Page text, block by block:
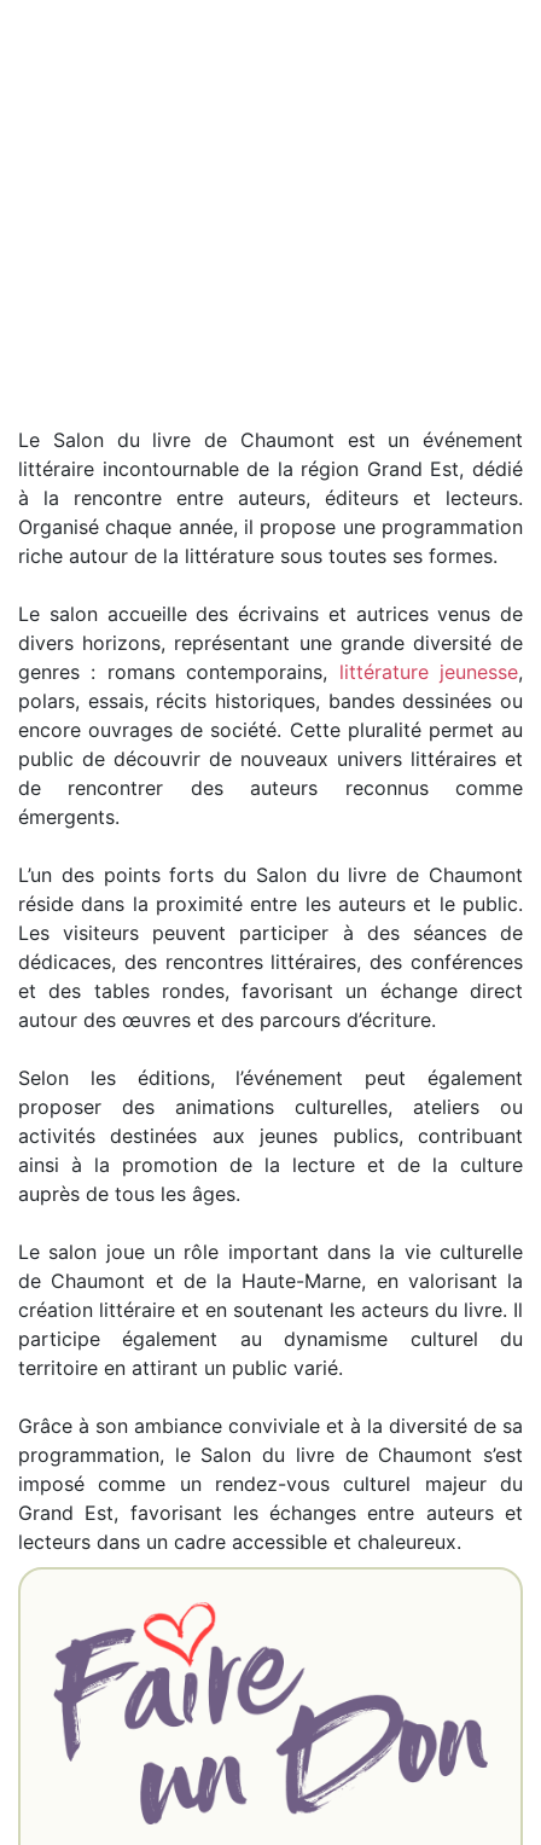
Le Salon du livre de Chaumont est un événement
littéraire incontournable de la région Grand Est, dédié
à la rencontre entre auteurs, éditeurs et lecteurs.
Organisé chaque année, il propose une programmation
riche autour de la littérature sous toutes ses formes.
Le salon accueille des écrivains et autrices venus de
divers horizons, représentant une grande diversité de
genres : romans contemporains, littérature jeunesse,
polars, essais, récits historiques, bandes dessinées ou
encore ouvrages de société. Cette pluralité permet au
public de découvrir de nouveaux univers littéraires et
de rencontrer des auteurs reconnus comme
émergents.
L’un des points forts du Salon du livre de Chaumont
réside dans la proximité entre les auteurs et le public.
Les visiteurs peuvent participer à des séances de
dédicaces, des rencontres littéraires, des conférences
et des tables rondes, favorisant un échange direct
autour des œuvres et des parcours d’écriture.
Selon les éditions, l’événement peut également
proposer des animations culturelles, ateliers ou
activités destinées aux jeunes publics, contribuant
ainsi à la promotion de la lecture et de la culture
auprès de tous les âges.
Le salon joue un rôle important dans la vie culturelle
de Chaumont et de la Haute-Marne, en valorisant la
création littéraire et en soutenant les acteurs du livre. Il
participe également au dynamisme culturel du
territoire en attirant un public varié.
Grâce à son ambiance conviviale et à la diversité de sa
programmation, le Salon du livre de Chaumont s’est
imposé comme un rendez-vous culturel majeur du
Grand Est, favorisant les échanges entre auteurs et
lecteurs dans un cadre accessible et chaleureux.